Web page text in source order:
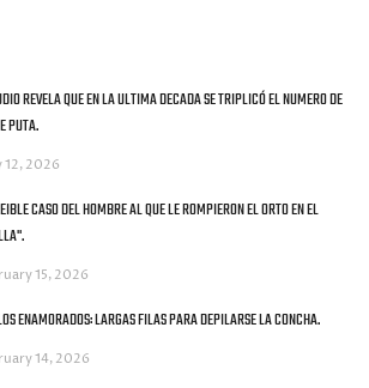
REVELA QUE EN LA ULTIMA DECADA SE TRIPLICÓ EL NUMERO DE
PUTA.
12, 2026
CASO DEL HOMBRE AL QUE LE ROMPIERON EL ORTO EN EL
15, 2026
ENAMORADOS: LARGAS FILAS PARA DEPILARSE LA CONCHA.
14, 2026